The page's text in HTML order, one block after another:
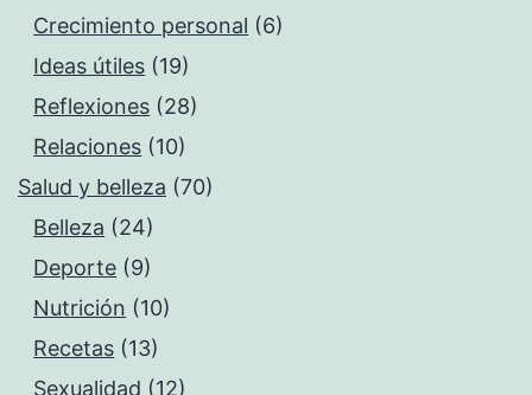
Crecimiento personal (6)
Ideas útiles (19)
Reflexiones (28)
Relaciones (10)
Salud y belleza (70)
Belleza (24)
Deporte (9)
Nutrición (10)
Recetas (13)
Sexualidad (12)